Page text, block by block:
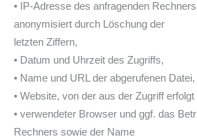
• IP-Adresse des anfragenden
anonymisiert durch Löschung der
letzten Ziffern,
• Datum und Uhrzeit des Zugriffs,
• Name und URL der abgerufenen Datei,
• Website, von der aus der Zugriff
• verwendeter Browser und ggf. das
Rechners sowie der Name